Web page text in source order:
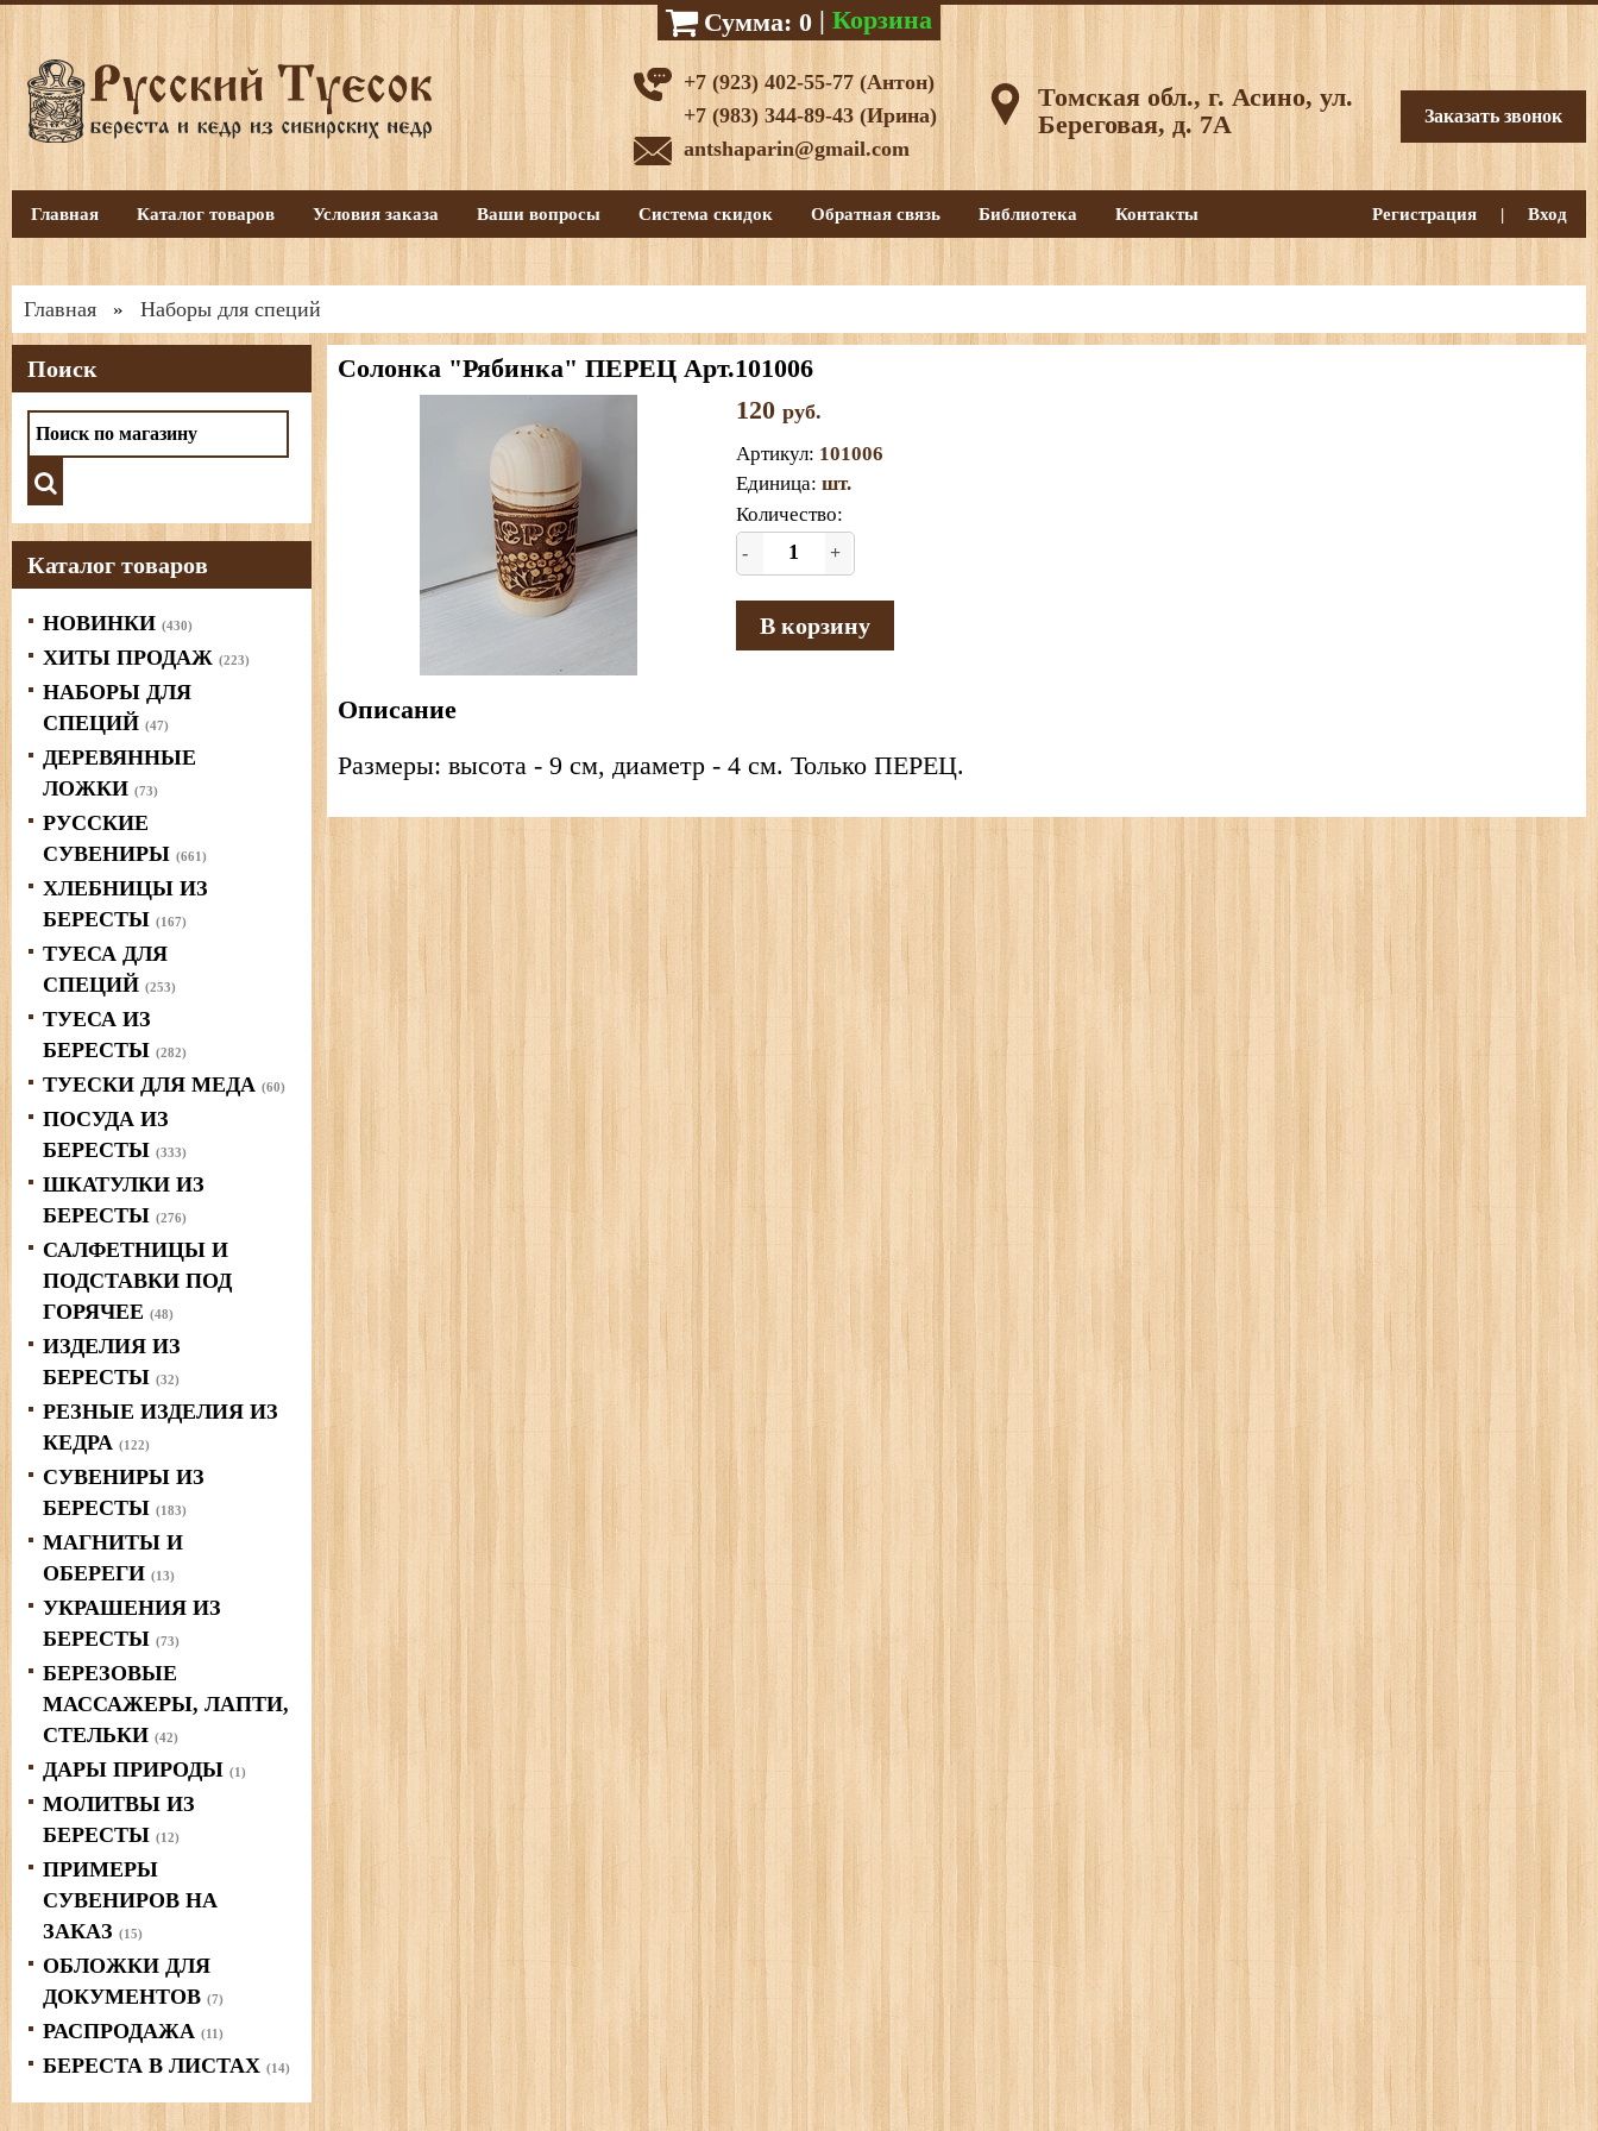
Сумма: 0 | Корзина
Главная Каталог товаров Условия заказа Ваши вопросы Система скидок Обратная связь Библиотека Контакты Регистрация | Вход
+7 (923) 402-55-77 (Антон)
+7 (983) 344-89-43 (Ирина)
antshaparin@gmail.com
Томская обл., г. Асино, ул.
Береговая, д. 7А
Заказать звонок
Главная » Наборы для специй
Солонка "Рябинка" ПЕРЕЦ Арт.101006
120 руб.
Артикул: 101006
Единица: шт.
Количество:
- +
В корзину
Описание
Размеры: высота - 9 см, диаметр - 4 см. Только ПЕРЕЦ.
Поиск
Каталог товаров
НОВИНКИ (430)
ХИТЫ ПРОДАЖ (223)
НАБОРЫ ДЛЯ
СПЕЦИЙ (47)
ДЕРЕВЯННЫЕ
ЛОЖКИ (73)
РУССКИЕ
СУВЕНИРЫ (661)
ХЛЕБНИЦЫ ИЗ
БЕРЕСТЫ (167)
ТУЕСА ДЛЯ
СПЕЦИЙ (253)
ТУЕСА ИЗ
БЕРЕСТЫ (282)
ТУЕСКИ ДЛЯ МЕДА (60)
ПОСУДА ИЗ
БЕРЕСТЫ (333)
ШКАТУЛКИ ИЗ
БЕРЕСТЫ (276)
САЛФЕТНИЦЫ И
ПОДСТАВКИ ПОД
ГОРЯЧЕЕ (48)
ИЗДЕЛИЯ ИЗ
БЕРЕСТЫ (32)
РЕЗНЫЕ ИЗДЕЛИЯ ИЗ
КЕДРА (122)
СУВЕНИРЫ ИЗ
БЕРЕСТЫ (183)
МАГНИТЫ И
ОБЕРЕГИ (13)
УКРАШЕНИЯ ИЗ
БЕРЕСТЫ (73)
БЕРЕЗОВЫЕ
МАССАЖЕРЫ, ЛАПТИ,
СТЕЛЬКИ (42)
ДАРЫ ПРИРОДЫ (1)
МОЛИТВЫ ИЗ
БЕРЕСТЫ (12)
ПРИМЕРЫ
СУВЕНИРОВ НА
ЗАКАЗ (15)
ОБЛОЖКИ ДЛЯ
ДОКУМЕНТОВ (7)
РАСПРОДАЖА (11)
БЕРЕСТА В ЛИСТАХ (14)